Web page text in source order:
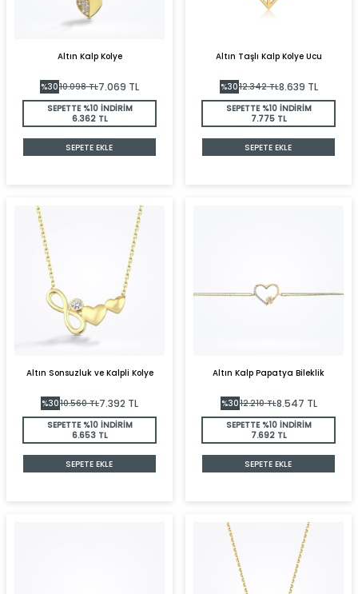
Altın Kalp Kolye
%3010.098TL7.069 TL
SEPETTE %10 İNDİRİM
6.362 TL
SEPETE EKLE
Altın Taşlı Kalp Kolye Ucu
%3012.342TL8.639 TL
SEPETTE %10 İNDİRİM
7.775 TL
SEPETE EKLE
Altın Sonsuzluk ve Kalpli Kolye
%3010.560TL7.392 TL
SEPETTE %10 İNDİRİM
6.653 TL
SEPETE EKLE
Altın Kalp Papatya Bileklik
%3012.210TL8.547 TL
SEPETTE %10 İNDİRİM
7.692 TL
SEPETE EKLE